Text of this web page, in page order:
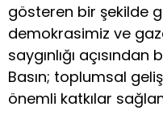
gösteren bir şekilde
demokrasimiz ve
saygınlığı
Basın; toplumsal
önemli katkılar